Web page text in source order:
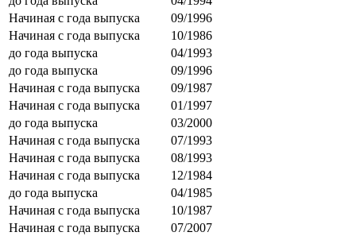
Начиная с года выпуска
09/1996
Начиная с года выпуска
10/1986
до года выпуска
04/1993
до года выпуска
09/1996
Начиная с года выпуска
09/1987
Начиная с года выпуска
01/1997
до года выпуска
03/2000
Начиная с года выпуска
07/1993
Начиная с года выпуска
08/1993
Начиная с года выпуска
12/1984
до года выпуска
04/1985
Начиная с года выпуска
10/1987
Начиная с года выпуска
07/2007